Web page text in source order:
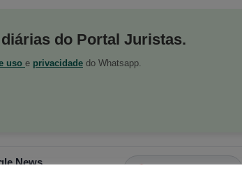
do Portal Juristas.
uso e privacidade do Whatsapp.
News
Brasil